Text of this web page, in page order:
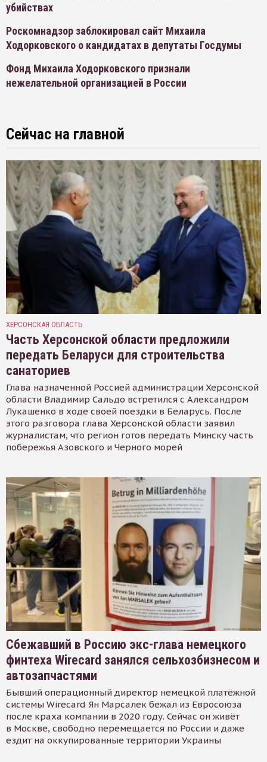
убийствах
Роскомнадзор заблокировал сайт Михаила
Ходорковского о кандидатах в депутаты Госдумы
Фонд Михаила Ходорковского признали
нежелательной организацией в России
Сейчас на главной
ХЕРСОНСКАЯ ОБЛАСТЬ
Часть Херсонской области предложили
передать Беларуси для строительства
санаториев
Глава назначенной Россией администрации Херсонской
области Владимир Сальдо встретился с Александром
Лукашенко в ходе своей поездки в Беларусь. После
этого разговора глава Херсонской области заявил
журналистам, что регион готов передать Минску часть
побережья Азовского и Черного морей
Сбежавший в Россию экс-глава немецкого
финтеха Wirecard занялся сельхозбизнесом и
автозапчастями
Бывший операционный директор немецкой платёжной
системы Wirecard Ян Марсалек бежал из Евросоюза
после краха компании в 2020 году. Сейчас он живёт
в Москве, свободно перемещается по России и даже
ездит на оккупированные территории Украины